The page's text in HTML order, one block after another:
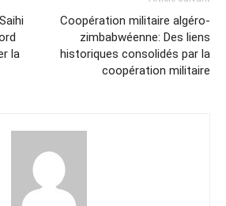
la
Coopération militaire algéro-
zimbabwéenne: Des liens
historiques consolidés par la
coopération militaire